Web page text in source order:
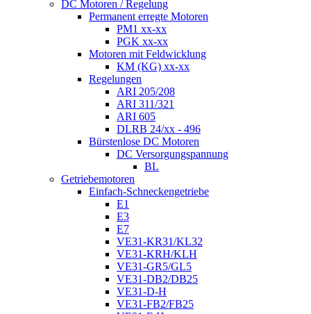
DC Motoren / Regelung
Permanent erregte Motoren
PM1 xx-xx
PGK xx-xx
Motoren mit Feldwicklung
KM (KG) xx-xx
Regelungen
ARI 205/208
ARI 311/321
ARI 605
DLRB 24/xx - 496
Bürstenlose DC Motoren
DC Versorgungspannung
BL
Getriebemotoren
Einfach-Schneckengetriebe
E1
E3
E7
VE31-KR31/KL32
VE31-KRH/KLH
VE31-GR5/GL5
VE31-DB2/DB25
VE31-D-H
VE31-FB2/FB25